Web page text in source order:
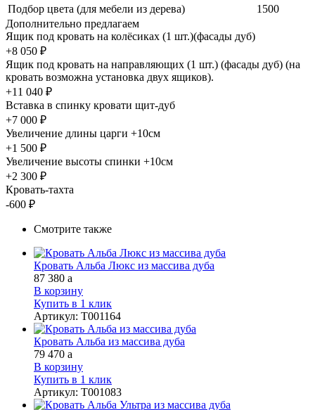
Подбор цвета (для мебели из дерева)
1500
Дополнительно предлагаем
Ящик под кровать на колёсиках (1 шт.)(фасады дуб)
+8 050 ₽
Ящик под кровать на направляющих (1 шт.) (фасады дуб) (на
кровать возможна установка двух ящиков).
+11 040 ₽
Вставка в спинку кровати щит-дуб
+7 000 ₽
Увеличение длины царги +10см
+1 500 ₽
Увеличение высоты спинки +10см
+2 300 ₽
Кровать-тахта
-600 ₽
Смотрите также
Кровать Альба Люкс из массива дуба
87 380 a
В корзину
Купить в 1 клик
Артикул: Т001164
Кровать Альба из массива дуба
79 470 a
В корзину
Купить в 1 клик
Артикул: Т001083